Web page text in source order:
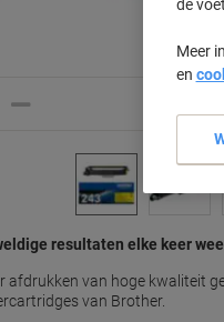
resultaten elke keer
afdrukken van hoge kwaliteit
van Brother.
de
Meer
en